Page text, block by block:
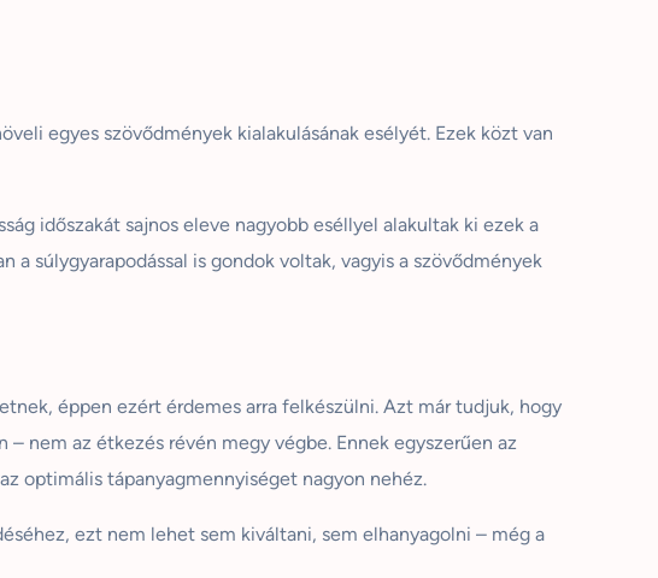
egyes szövődmények kialakulásának esélyét. Ezek közt van
időszakát sajnos eleve nagyobb eséllyel alakultak ki ezek a
a súlygyarapodással is gondok voltak, vagyis a szövődmények
éppen ezért érdemes arra felkészülni. Azt már tudjuk, hogy
– nem az étkezés révén megy végbe. Ennek egyszerűen az
optimális tápanyagmennyiséget nagyon nehéz.
ezt nem lehet sem kiváltani, sem elhanyagolni – még a